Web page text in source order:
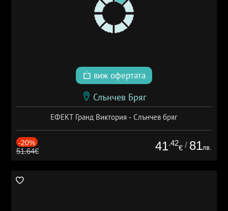
виж офертата
Слънчев Бряг
ЕФЕКТ Гранд Виктория - Слънчев бряг
-20%
51.64€ 41.42
€ / 81лв.